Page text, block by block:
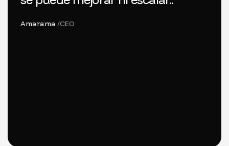
Amarama /CEO